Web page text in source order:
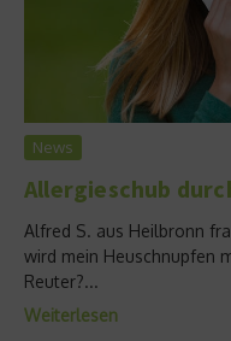
News
Allergieschub
Alfred S. aus Heilbronn
wird mein Heuschnupfen
Reuter?...
Weiterlesen